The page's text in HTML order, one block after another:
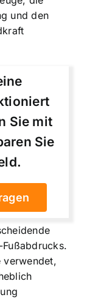
und den
Sie mit
Sie
verwendet,